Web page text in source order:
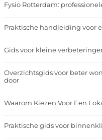
Fysio Rotterdam:
Praktische handleiding voor
Gids voor kleine
Overzichtsgids voor beter
door
Waarom Kiezen Voor Een
Praktische gids voor